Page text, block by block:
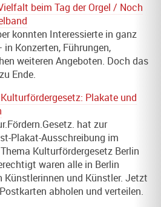
beim Tag der Orgel / Noch
konnten Interessierte in ganz
in Konzerten, Führungen,
weiteren Angeboten. Doch das
Ende.
Plakate und
hat zur
Plakat-Ausschreibung im
Kulturfördergesetz Berlin
waren alle in Berlin
Künstlerinnen und Künstler. Jetzt
abholen und verteilen.